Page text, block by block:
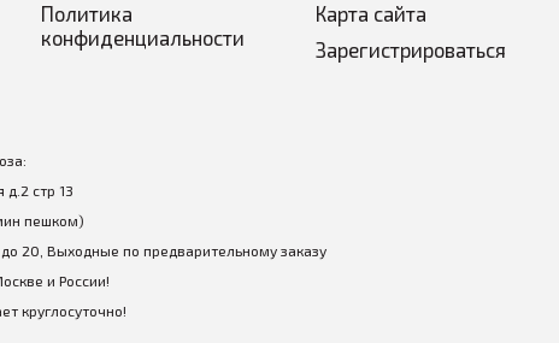
Политика
конфиденциальности
Карта сайта
Зарегистрироваться
д.2 стр 13
пешком)
20, Выходные по предварительному заказу
и России!
круглосуточно!